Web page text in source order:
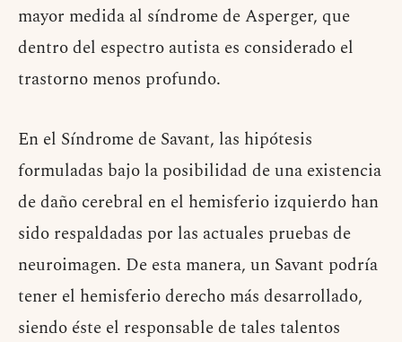
mayor medida al síndrome de Asperger, que
dentro del espectro autista es considerado el
trastorno menos profundo.
En el Síndrome de Savant, las hipótesis
formuladas bajo la posibilidad de una existencia
de daño cerebral en el hemisferio izquierdo han
sido respaldadas por las actuales pruebas de
neuroimagen. De esta manera, un Savant podría
tener el hemisferio derecho más desarrollado,
siendo éste el responsable de tales talentos